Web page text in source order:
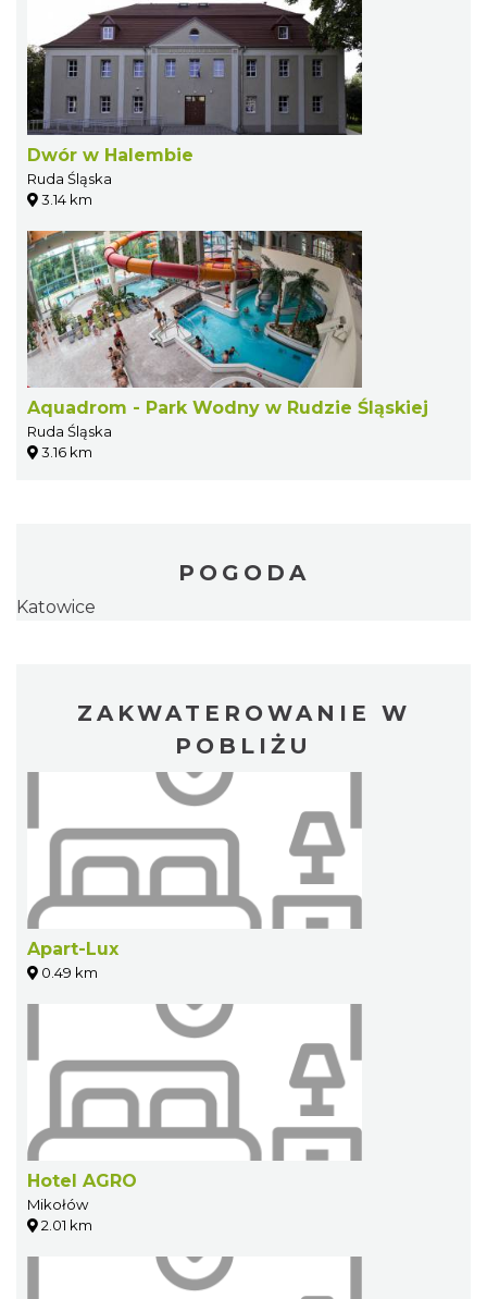
Dwór w Halembie
Ruda Śląska
3.14 km
Aquadrom - Park Wodny w Rudzie Śląskiej
Ruda Śląska
3.16 km
POGODA
Katowice
ZAKWATEROWANIE W
POBLIŻU
Apart-Lux
0.49 km
Hotel AGRO
Mikołów
2.01 km